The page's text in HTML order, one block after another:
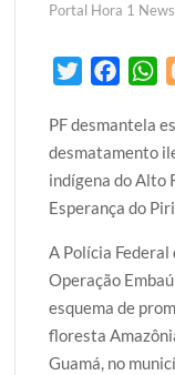
Portal Hora 1
i
t
t
e
r
c
e
b
o
o
k
W
a
t
s
A
p
p
PF desmantela
desmatamento
indígena do Alto
Esperança do
A Polícia
Operação
esquema de
floresta
Guamá, no